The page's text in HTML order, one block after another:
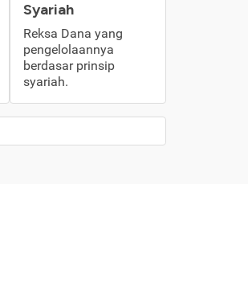
Syariah
Reksa Dana yang
pengelolaannya
berdasar prinsip
syariah.